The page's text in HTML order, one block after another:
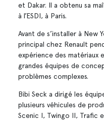
et Dakar. Il a obtenu sa
à l’ESDI, à Paris.
Avant de s’installer à New
principal chez Renault
expérience des
grandes équipes de
problèmes complexes.
Bibi Seck a dirigé les
plusieurs véhicules de
Scenic I, Twingo II, Trafic